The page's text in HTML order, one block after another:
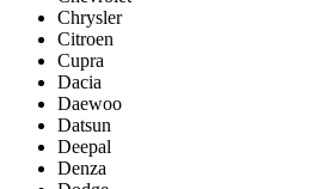
Chrysler
Citroen
Cupra
Dacia
Daewoo
Datsun
Deepal
Denza